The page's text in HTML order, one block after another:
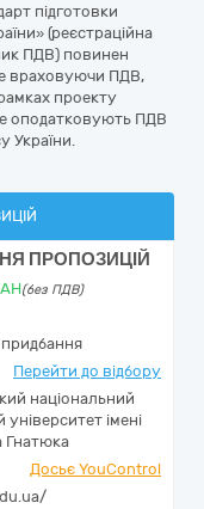
підготовки
(реєстраційна
ПДВ) повинен
враховуючи ПДВ,
проекту
оподатковують ПДВ
України.
ПРОПОЗИЦІЙ
(без ПДВ)
Перейти до відбору
національний
університет імені
Гнатюка
Досьє YouControl